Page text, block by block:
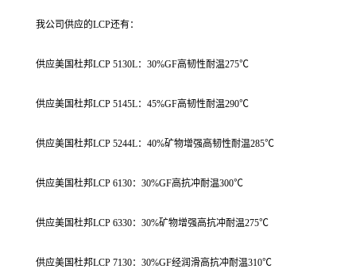
我公司供应的LCP还有：
供应美国杜邦LCP 5130L：30%GF高韧性耐温275℃
供应美国杜邦LCP 5145L：45%GF高韧性耐温290℃
供应美国杜邦LCP 5244L：40%矿物增强高韧性耐温285℃
供应美国杜邦LCP 6130：30%GF高抗冲耐温300℃
供应美国杜邦LCP 6330：30%矿物增强高抗冲耐温275℃
供应美国杜邦LCP 7130：30%GF经润滑高抗冲耐温310℃